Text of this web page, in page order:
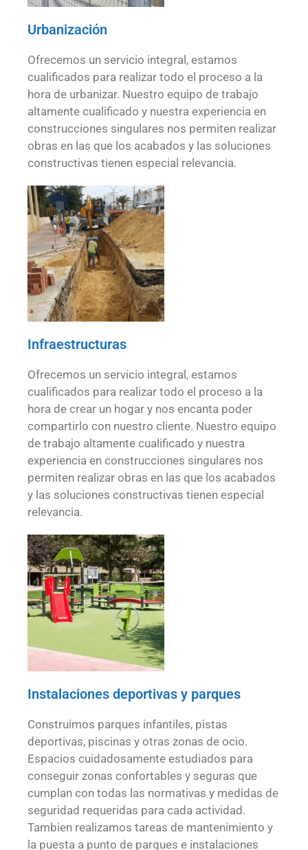
Urbanización
Ofrecemos un servicio integral, estamos
cualificados para realizar todo el proceso a la
hora de urbanizar. Nuestro equipo de trabajo
altamente cualificado y nuestra experiencia en
construcciones singulares nos permiten realizar
obras en las que los acabados y las soluciones
constructivas tienen especial relevancia.
Infraestructuras
Ofrecemos un servicio integral, estamos
cualificados para realizar todo el proceso a la
hora de crear un hogar y nos encanta poder
compartirlo con nuestro cliente. Nuestro equipo
de trabajo altamente cualificado y nuestra
experiencia en construcciones singulares nos
permiten realizar obras en las que los acabados
y las soluciones constructivas tienen especial
relevancia.
Instalaciones deportivas y parques
Construimos parques infantiles, pistas
deportivas, piscinas y otras zonas de ocio.
Espacios cuidadosamente estudiados para
conseguir zonas confortables y seguras que
cumplan con todas las normativas y medidas de
seguridad requeridas para cada actividad.
Tambien realizamos tareas de mantenimiento y
la puesta a punto de parques e instalaciones